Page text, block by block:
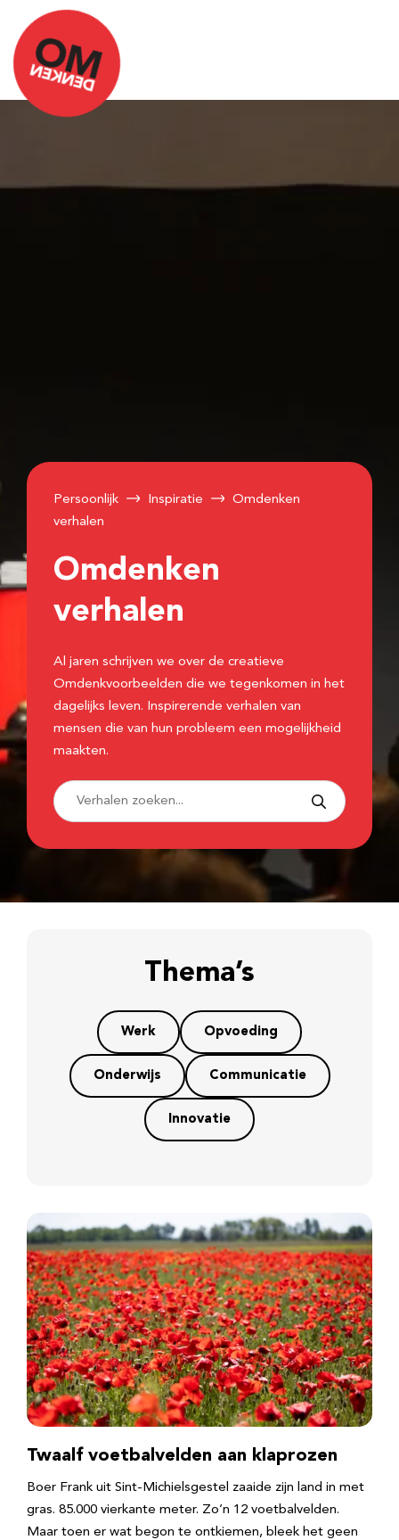
Persoonlijk Inspiratie
Omdenken
verhalen
Omdenken
verhalen
Al jaren schrijven we over de creatieve
Omdenkvoorbeelden die we tegenkomen in het
dagelijks leven. Inspirerende verhalen van
mensen die van hun probleem een mogelijkheid
maakten.
Thema’s
Werk Opvoeding
Onderwijs Communicatie
Innovatie
Twaalf voetbalvelden aan klaprozen
Boer Frank uit Sint-Michielsgestel zaaide zijn land in met
gras. 85.000 vierkante meter. Zo’n 12 voetbalvelden.
Maar toen er wat begon te ontkiemen, bleek het geen